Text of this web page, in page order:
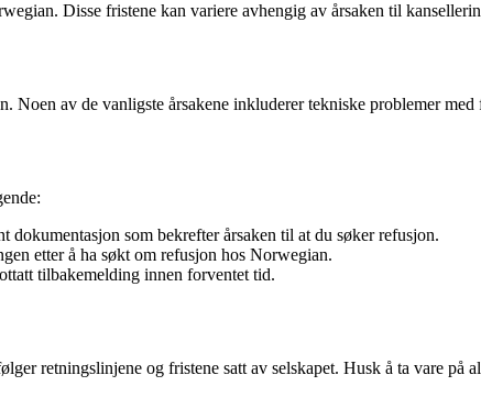
Disse fristene kan variere avhengig av årsaken til
Noen av de vanligste årsakene inkluderer tekniske problemer
dokumentasjon som bekrefter årsaken til at du søker refusjon.
etter å ha søkt om refusjon hos Norwegian.
tilbakemelding innen forventet tid.
retningslinjene og fristene satt av selskapet. Husk å ta vare